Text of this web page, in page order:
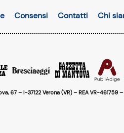
Consensi Contatti Chi
67 – I-37122 Verona (VR) – REA VR-